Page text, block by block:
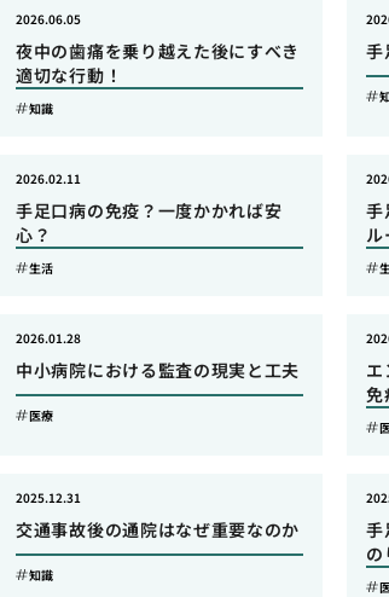
夜中の歯痛を乗り越えた後にすべき
適切な行動！
2026.06.05
知識
手
手足口病の免疫？一度かかれば安
心？
2026.02.11
生活
手
ル
中小病院における監査の現実と工夫
2026.01.28
医療
エ
免
交通事故後の通院はなぜ重要なのか
2025.12.31
知識
手
の